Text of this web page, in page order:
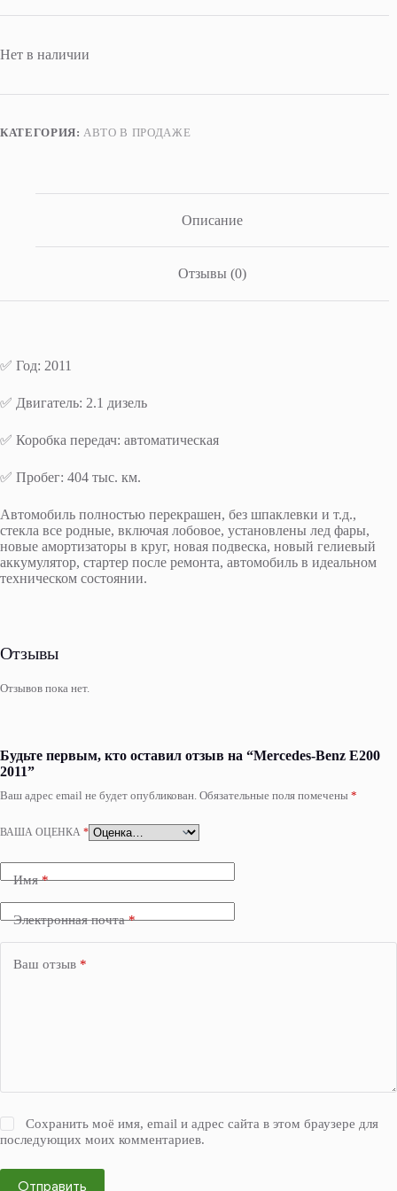
Нет в наличии
КАТЕГОРИЯ: АВТО В ПРОДАЖЕ
Описание
Отзывы (0)
✅ Год: 2011
✅ Двигатель: 2.1 дизель
✅ Коробка передач: автоматическая
✅ Пробег: 404 тыс. км.
Автомобиль полностью перекрашен, без шпаклевки и т.д.,
стекла все родные, включая лобовое, установлены лед фары,
новые амортизаторы в круг, новая подвеска, новый гелиевый
аккумулятор, стартер после ремонта, автомобиль в идеальном
техническом состоянии.
Отзывы
Отзывов пока нет.
Будьте первым, кто оставил отзыв на “Mercedes-Benz E200
2011”
Ваш адрес email не будет опубликован. Обязательные поля помечены *
ВАША ОЦЕНКА *
Имя*
Электронная почта*
Ваш отзыв *
Сохранить моё имя, email и адрес сайта в этом браузере для
последующих моих комментариев.
Отправить